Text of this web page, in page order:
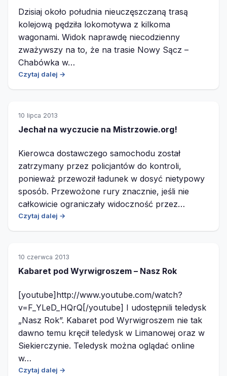
Dzisiaj około południa nieuczęszczaną trasą
kolejową pędziła lokomotywa z kilkoma
wagonami. Widok naprawdę niecodzienny
zważywszy na to, że na trasie Nowy Sącz –
Chabówka w…
Czytaj dalej →
10 lipca 2013
Jechał na wyczucie na Mistrzowie.org!
Kierowca dostawczego samochodu został
zatrzymany przez policjantów do kontroli,
ponieważ przewoził ładunek w dosyć nietypowy
sposób. Przewożone rury znacznie, jeśli nie
całkowicie ograniczały widoczność przez…
Czytaj dalej →
10 czerwca 2013
Kabaret pod Wyrwigroszem – Nasz Rok
[youtube]http://www.youtube.com/watch?
v=F_YLeD_HQrQ[/youtube] I udostępnili teledysk
„Nasz Rok”. Kabaret pod Wyrwigroszem nie tak
dawno temu kręcił teledysk w Limanowej oraz w
Siekierczynie. Teledysk można oglądać online
w…
Czytaj dalej →